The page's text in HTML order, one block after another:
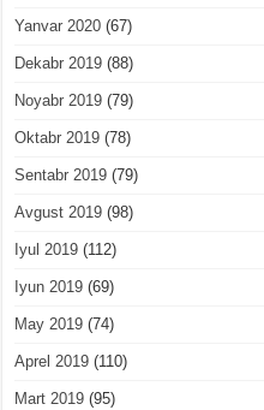
Yanvar 2020 (67)
Dekabr 2019 (88)
Noyabr 2019 (79)
Oktabr 2019 (78)
Sentabr 2019 (79)
Avgust 2019 (98)
Iyul 2019 (112)
Iyun 2019 (69)
May 2019 (74)
Aprel 2019 (110)
Mart 2019 (95)